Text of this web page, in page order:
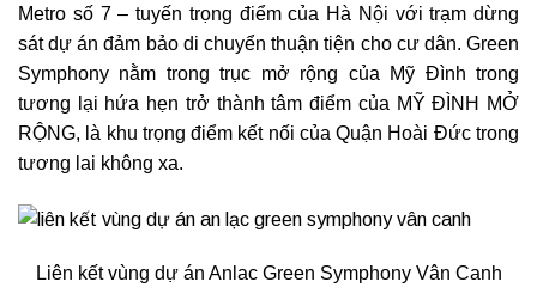
Metro số 7 – tuyến trọng điểm của Hà Nội với trạm dừng
sát dự án đảm bảo di chuyển thuận tiện cho cư dân. Green
Symphony nằm trong trục mở rộng của Mỹ Đình trong
tương lại hứa hẹn trở thành tâm điểm của MỸ ĐÌNH MỞ
RỘNG, là khu trọng điểm kết nối của Quận Hoài Đức trong
tương lai không xa.
Liên kết vùng dự án Anlac Green Symphony Vân Canh